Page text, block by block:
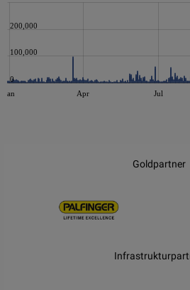
Jan Apr Jul
0
100,000
200,000
Goldpartner